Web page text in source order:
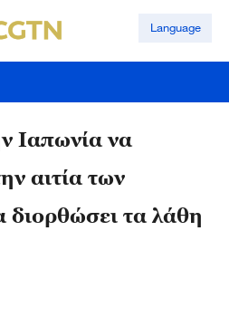
Language
Ιαπωνία να
αιτία των
διορθώσει τα λάθη